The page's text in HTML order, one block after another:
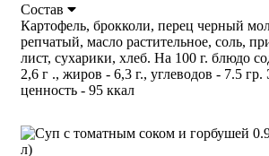
Состав
Картофель, брокколи, перец черный
репчатый, масло растительное, соль,
лист, сухарики, хлеб. На 100 г. блюдо
2,6 г ., жиров - 6,3 г., углеводов - 7.5 гр.
ценность - 95 ккал